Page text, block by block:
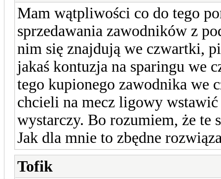
Mam wątpliwości co do tego
sprzedawania zawodników z
nim się znajdują we czwartki,
jakaś kontuzja na sparingu we
tego kupionego zawodnika we
chcieli na mecz ligowy
wystarczy. Bo rozumiem, że te
Jak dla mnie to zbędne
Tofik